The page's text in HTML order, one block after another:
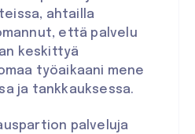
ahtailla
että palvelu
keskittyä
työaikaani mene
ja tankkauksessa.
palveluja